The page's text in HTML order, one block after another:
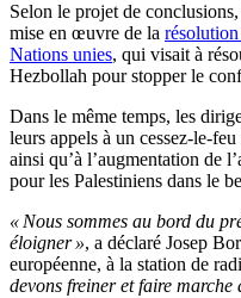
Selon le projet de
mise en œuvre de la
Nations unies, qui visait à
Hezbollah pour stopper le
Dans le même temps, les
leurs appels à un cessez-le-
ainsi qu’à l’augmentation de
pour les Palestiniens dans le
« Nous sommes au bord du
éloigner », a déclaré Josep
européenne, à la station de
devons freiner et faire marche